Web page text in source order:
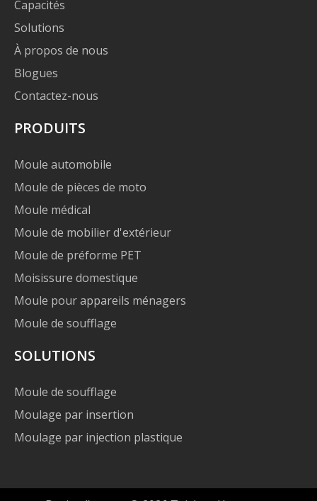
Capacités
Solutions
À propos de nous
Blogues
Contactez-nous
PRODUITS
Moule automobile
Moule de pièces de moto
Moule médical
Moule de mobilier d'extérieur
Moule de préforme PET
Moisissure domestique
Moule pour appareils ménagers
Moule de soufflage
SOLUTIONS
Moule de soufflage
Moulage par insertion
Moulage par injection plastique